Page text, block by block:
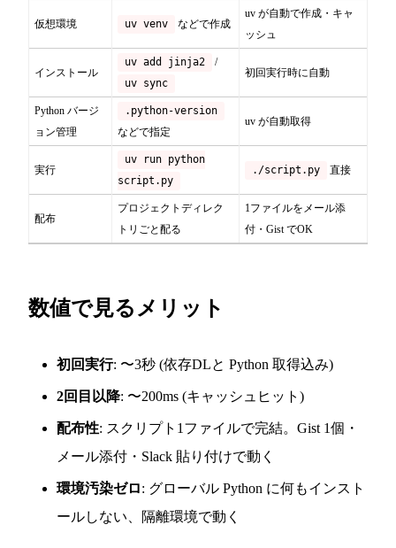
仮想環境 uv venv などで作成
uv が自動で作成・キャ
ッシュ
インストール
uv add jinja2
/
uv sync
初回実行時に自動
Python バージ
ョン管理
.python-version
などで指定
uv が自動取得
実行
uv run python
script.py
./script.py 直接
配布
プロジェクトディレク
トリごと配る
1ファイルをメール添
付・Gist でOK
数値で見るメリット
初回実行: 〜3秒 (依存DLと Python 取得込み)
2回目以降: 〜200ms (キャッシュヒット)
配布性: スクリプト1ファイルで完結。Gist 1個・
メール添付・Slack 貼り付けで動く
環境汚染ゼロ: グローバル Python に何もインスト
ールしない、隔離環境で動く